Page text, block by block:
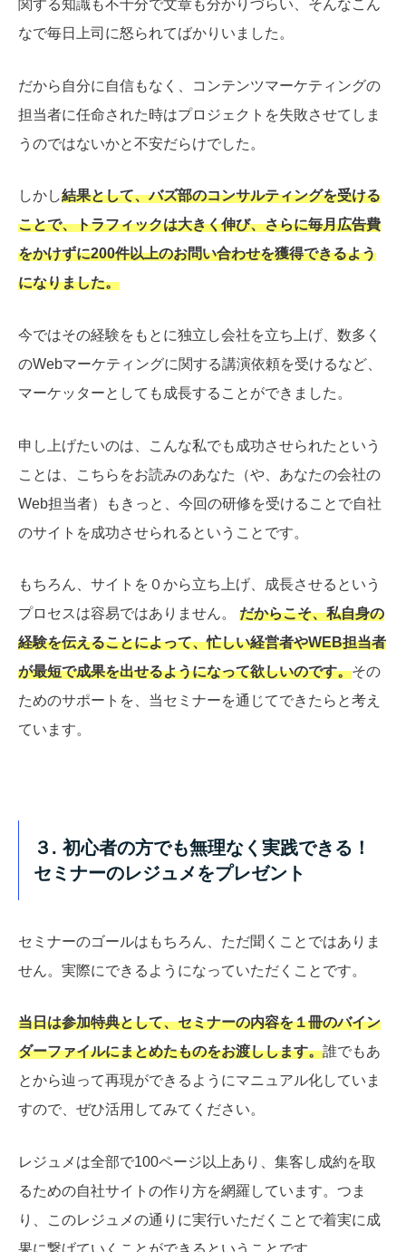
関する知識も不十分で文章も分かりづらい、そんなこん
なで毎日上司に怒られてばかりいました。
だから自分に自信もなく、コンテンツマーケティングの
担当者に任命された時はプロジェクトを失敗させてしま
うのではないかと不安だらけでした。
しかし結果として、バズ部のコンサルティングを受ける
ことで、トラフィックは大きく伸び、さらに毎月広告費
をかけずに200件以上のお問い合わせを獲得できるよう
になりました。
今ではその経験をもとに独立し会社を立ち上げ、数多く
のWebマーケティングに関する講演依頼を受けるなど、
マーケッターとしても成長することができました。
申し上げたいのは、こんな私でも成功させられたという
ことは、こちらをお読みのあなた（や、あなたの会社の
Web担当者）もきっと、今回の研修を受けることで自社
のサイトを成功させられるということです。
もちろん、サイトを０から立ち上げ、成長させるという
プロセスは容易ではありません。 だからこそ、私自身の
経験を伝えることによって、忙しい経営者やWEB担当者
が最短で成果を出せるようになって欲しいのです。その
ためのサポートを、当セミナーを通じてできたらと考え
ています。
３. 初心者の方でも無理なく実践できる！
セミナーのレジュメをプレゼント
セミナーのゴールはもちろん、ただ聞くことではありま
せん。実際にできるようになっていただくことです。
当日は参加特典として、セミナーの内容を１冊のバイン
ダーファイルにまとめたものをお渡しします。誰でもあ
とから辿って再現ができるようにマニュアル化していま
すので、ぜひ活用してみてください。
レジュメは全部で100ページ以上あり、集客し成約を取
るための自社サイトの作り方を網羅しています。つま
り、このレジュメの通りに実行いただくことで着実に成
果に繋げていくことができるということです。